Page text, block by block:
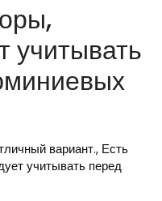
учитывать
вариант., Есть
учитывать перед